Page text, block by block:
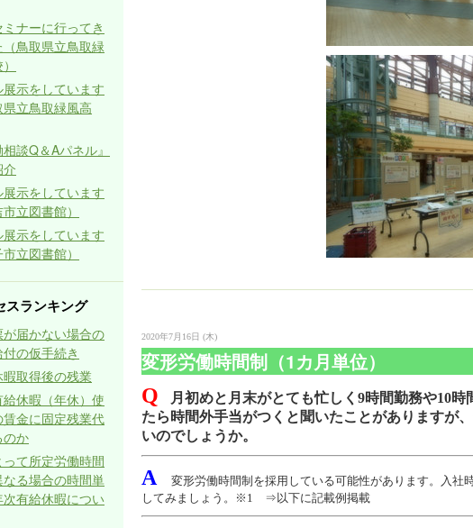
ナーに行ってき
（鳥取県立鳥取緑
示をしています
県立鳥取緑風高
相談Q＆Aパネル』
示をしています
市立図書館）
示をしています
市立図書館）
スランキング
届かない場合の
の仮手続き
取得後の残業
休暇（年休）使
賃金に固定残業代
のか
って所定労働時間
る場合の時間単
有給休暇につい
2020年7月16日 (木)
変形労働時間制（1カ月単位）
Q
月初めと月末がとても忙しく9時間勤務や10
たら時間外手当がつくと聞いたことがありますが
いのでしょうか。
A 変形労働時間制を採用している可能性があります。入社
してみましょう。※1 ⇒以下に記載例掲載